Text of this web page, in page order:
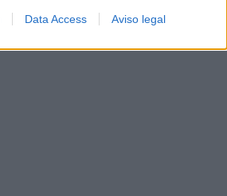
Data Access Aviso legal